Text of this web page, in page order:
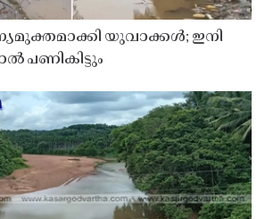
യുവാക്കൾ; ഇനി
പണികിട്ടും